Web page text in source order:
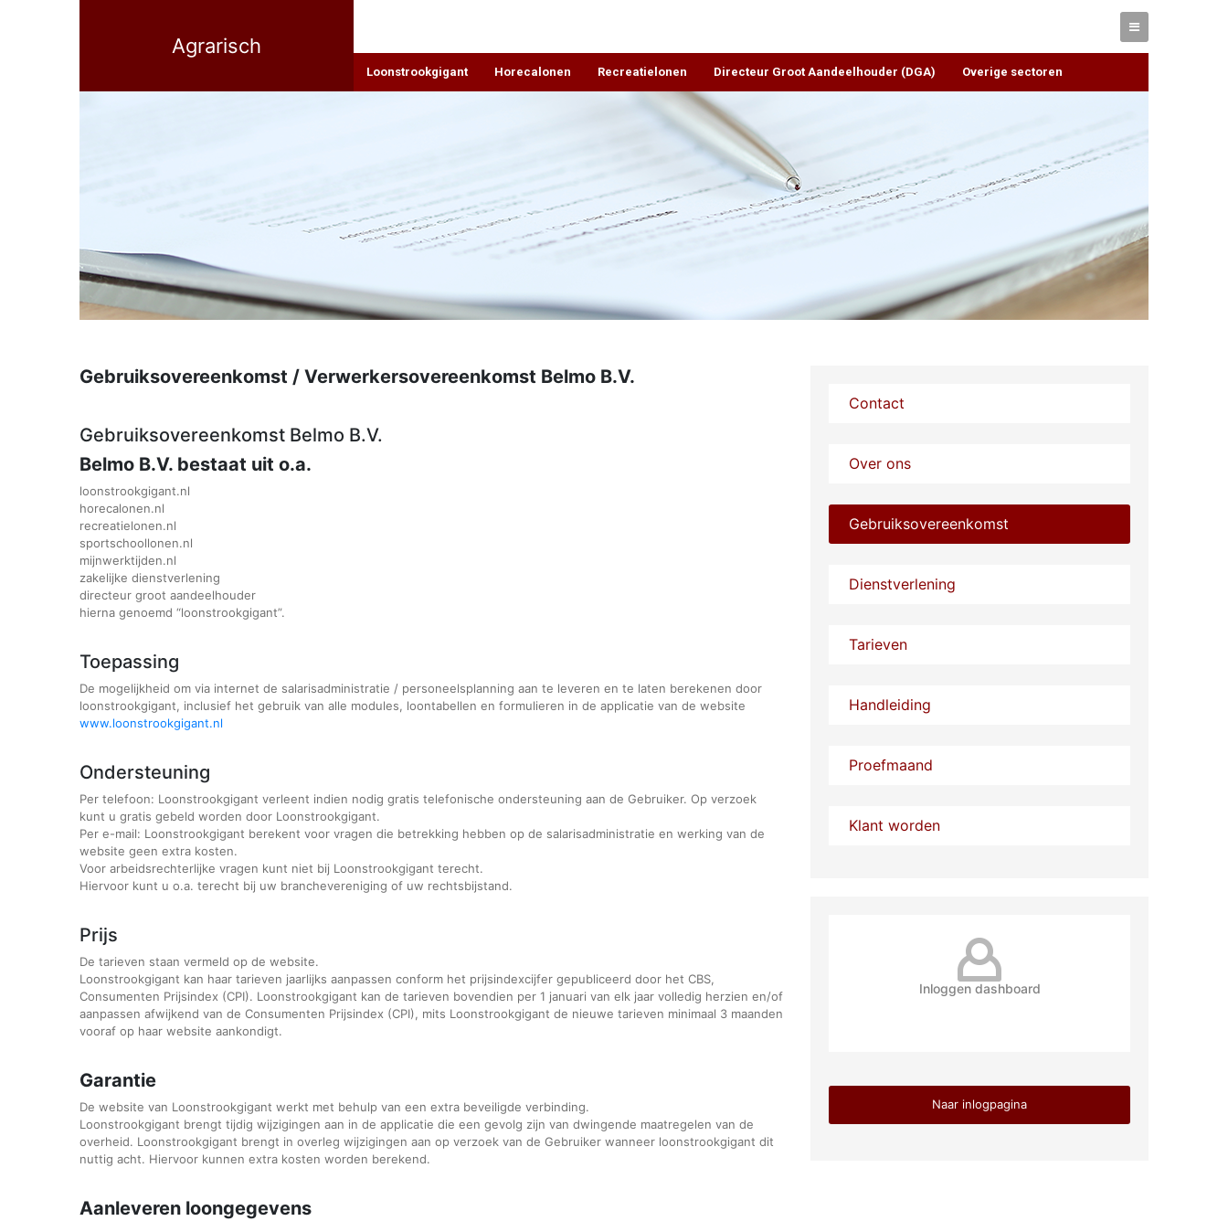
Agrarisch
Loonstrookgigant Horecalonen Recreatielonen Directeur Groot Aandeelhouder (DGA) Overige sectoren
Gebruiksovereenkomst / Verwerkersovereenkomst Belmo B.V.
Gebruiksovereenkomst Belmo B.V.
Belmo B.V. bestaat uit o.a.
loonstrookgigant.nl
horecalonen.nl
recreatielonen.nl
sportschoollonen.nl
mijnwerktijden.nl
zakelijke dienstverlening
directeur groot aandeelhouder
hierna genoemd “loonstrookgigant”.
Toepassing
De mogelijkheid om via internet de salarisadministratie / personeelsplanning aan te leveren en te laten berekenen door
loonstrookgigant, inclusief het gebruik van alle modules, loontabellen en formulieren in de applicatie van de website
www.loonstrookgigant.nl
Ondersteuning
Per telefoon: Loonstrookgigant verleent indien nodig gratis telefonische ondersteuning aan de Gebruiker. Op verzoek
kunt u gratis gebeld worden door Loonstrookgigant.
Per e-mail: Loonstrookgigant berekent voor vragen die betrekking hebben op de salarisadministratie en werking van de
website geen extra kosten.
Voor arbeidsrechterlijke vragen kunt niet bij Loonstrookgigant terecht.
Hiervoor kunt u o.a. terecht bij uw branchevereniging of uw rechtsbijstand.
Prijs
De tarieven staan vermeld op de website.
Loonstrookgigant kan haar tarieven jaarlijks aanpassen conform het prijsindexcijfer gepubliceerd door het CBS,
Consumenten Prijsindex (CPI). Loonstrookgigant kan de tarieven bovendien per 1 januari van elk jaar volledig herzien en/of
aanpassen afwijkend van de Consumenten Prijsindex (CPI), mits Loonstrookgigant de nieuwe tarieven minimaal 3 maanden
vooraf op haar website aankondigt.
Garantie
De website van Loonstrookgigant werkt met behulp van een extra beveiligde verbinding.
Loonstrookgigant brengt tijdig wijzigingen aan in de applicatie die een gevolg zijn van dwingende maatregelen van de
overheid. Loonstrookgigant brengt in overleg wijzigingen aan op verzoek van de Gebruiker wanneer loonstrookgigant dit
nuttig acht. Hiervoor kunnen extra kosten worden berekend.
Aanleveren loongegevens
Contact
Over ons
Gebruiksovereenkomst
Dienstverlening
Tarieven
Handleiding
Proefmaand
Klant worden
Inloggen dashboard
Naar inlogpagina